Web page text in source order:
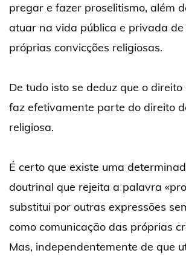
pregar e fazer proselitismo, além
atuar na vida pública e privada de
próprias convicções religiosas.
De tudo isto se deduz que o
faz efetivamente parte do direito
religiosa.
É certo que existe uma
doutrinal que rejeita a palavra
substitui por outras expressões
como comunicação das próprias
Mas, independentemente de que